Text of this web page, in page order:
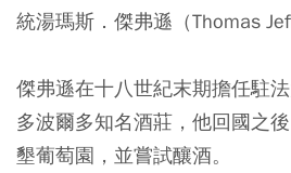
統湯瑪斯．傑弗遜（Thomas
傑弗遜在十八世紀末期擔任駐
多波爾多知名酒莊，他回國之
墾葡萄園，並嘗試釀酒。